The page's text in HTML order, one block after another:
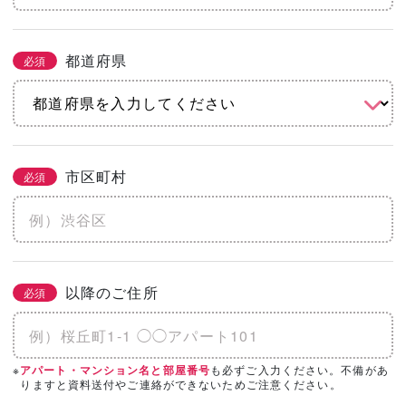
必須 都道府県
必須 市区町村
必須 以降のご住所
※アパート・マンション名と部屋番号も必ずご入力ください。不備があ
りますと資料送付やご連絡ができないためご注意ください。